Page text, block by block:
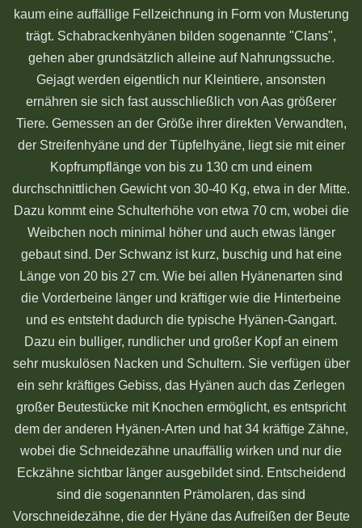
kaum eine auffällige Fellzeichnung in Form von Musterung
trägt. Schabrackenhyänen bilden sogenannte "Clans",
gehen aber grundsätzlich alleine auf Nahrungssuche.
Gejagt werden eigentlich nur Kleintiere, ansonsten
ernähren sie sich fast ausschließlich von Aas größerer
Tiere. Gemessen an der Größe ihrer direkten Verwandten,
der Streifenhyäne und der Tüpfelhyäne, liegt sie mit einer
Kopfrumpflänge von bis zu 130 cm und einem
durchschnittlichen Gewicht von 30-40 Kg, etwa in der Mitte.
Dazu kommt eine Schulterhöhe von etwa 70 cm, wobei die
Weibchen noch minimal höher und auch etwas länger
gebaut sind. Der Schwanz ist kurz, buschig und hat eine
Länge von 20 bis 27 cm. Wie bei allen Hyänenarten sind
die Vorderbeine länger und kräftiger wie die Hinterbeine
und es entsteht dadurch die typische Hyänen-Gangart.
Dazu ein bulliger, rundlicher und großer Kopf an einem
sehr muskulösen Nacken und Schultern. Sie verfügen über
ein sehr kräftiges Gebiss, das Hyänen auch das Zerlegen
großer Beutestücke mit Knochen ermöglicht, es entspricht
dem der anderen Hyänen-Arten und hat 34 kräftige Zähne,
wobei die Schneidezähne unauffällig wirken und nur die
Eckzähne sichtbar länger ausgebildet sind. Entscheidend
sind die sogenannten Prämolaren, das sind
Vorschneidezähne, die der Hyäne das Aufreißen der Beute